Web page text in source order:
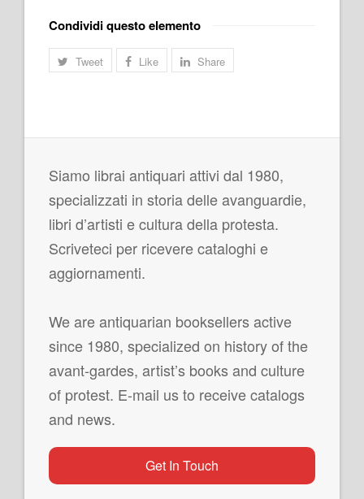
Condividi questo elemento
Tweet Like Share
Siamo librai antiquari attivi dal 1980,
specializzati in storia delle avanguardie,
libri d’artisti e cultura della protesta.
Scriveteci per ricevere cataloghi e
aggiornamenti.
We are antiquarian booksellers active
since 1980, specialized on history of the
avant-gardes, artist’s books and culture
of protest. E-mail us to receive catalogs
and news.
Get In Touch